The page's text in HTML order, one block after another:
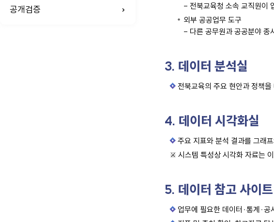
공개검증
- 전북교육청 소속 교직원이
외부 공공업무 도구
- 다른 공무원과 공공분야 종
3. 데이터 분석실
전북교육의 주요 현안과 정책
4. 데이터 시각화실
주요 지표와 분석 결과를 그래
※ 시스템 특성상 시각화 자료는
5. 데이터 참고 사이트
업무에 필요한 데이터·통계·